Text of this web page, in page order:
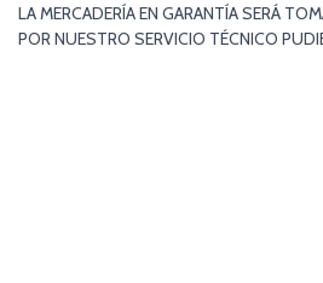
LA MERCADERÍA EN GARANTÍA SERÁ
POR NUESTRO SERVICIO TÉCNICO